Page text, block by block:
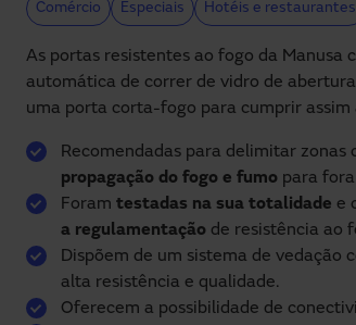
Comércio Especiais Hotéis e restaurantes
As portas resistentes ao fogo da Manusa
automática de correr de vidro de
uma porta corta-fogo para cumprir
Recomendadas para delimitar zonas
propagação do fogo e fumo para
Foram testadas na sua totalidade e
a regulamentação de resistência ao
Dispõem de um sistema de vedação
alta resistência e qualidade.
Oferecem a possibilidade de